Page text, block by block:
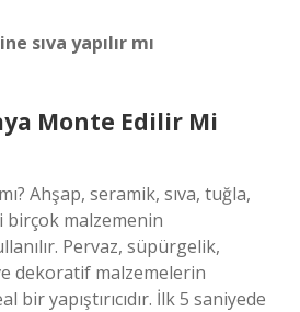
sıva yapılır mı
Monte Edilir Mi
Ahşap, seramik, sıva, tuğla,
birçok malzemenin
Pervaz, süpürgelik,
dekoratif malzemelerin
bir yapıştırıcıdır. İlk 5 saniyede